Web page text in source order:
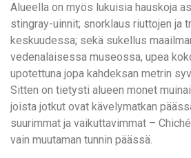
Alueella on myös lukuisia hauskoja
stingray-uinnit; snorklaus riuttojen ja
keskuudessa; sekä sukellus
vedenalaisessa museossa, upea
upotettuna jopa kahdeksan metrin
Sitten on tietysti alueen monet
joista jotkut ovat kävelymatkan
suurimmat ja vaikuttavimmat –
vain muutaman tunnin päässä.